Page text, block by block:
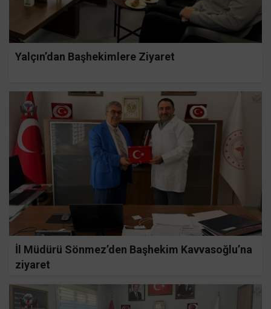
Yalçın’dan Başhekimlere Ziyaret
İl Müdürü Sönmez’den Başhekim Kavvasoğlu’na
ziyaret